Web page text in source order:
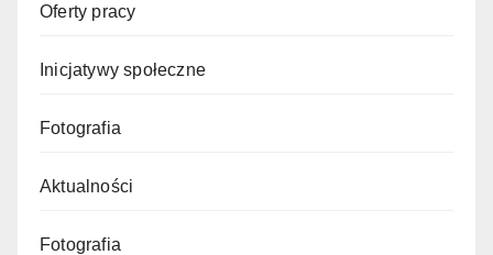
Oferty pracy
Inicjatywy społeczne
Fotografia
Aktualności
Fotografia